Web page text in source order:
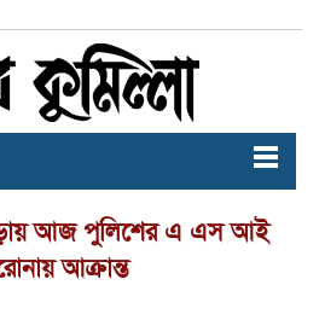
আজ পুলিশের এ এস আই
আক্রান্ত